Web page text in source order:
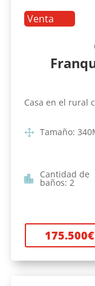
Venta
Casa en el rural
Tamaño: 340
Cantidad de
baños: 2
175.500€